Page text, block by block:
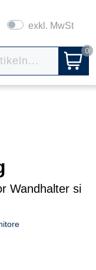
exkl. MwSt
0
Wandhalter si